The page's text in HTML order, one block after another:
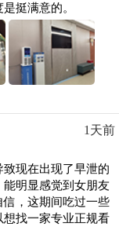
挺满意的。
1天前
致现在出现了早泄的
明显感觉到女朋友
，这期间吃过一些
找一家专业正规看